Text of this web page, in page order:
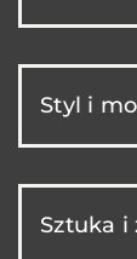
Styl i
Sztuka i